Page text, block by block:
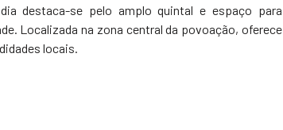
destaca-se pelo amplo quintal e espaço para
Localizada na zona central da povoação, oferece
locais.